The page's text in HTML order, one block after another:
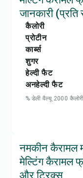
जानकारी (प्रति
कैलोरी
प्रोटीन
कार्ब्स
शुगर
हेल्दी फैट
अनहेल्दी फैट
% डेली वैल्यू 2000
नमकीन
मेल्टिंग कैरामल
और ट्रिक्स